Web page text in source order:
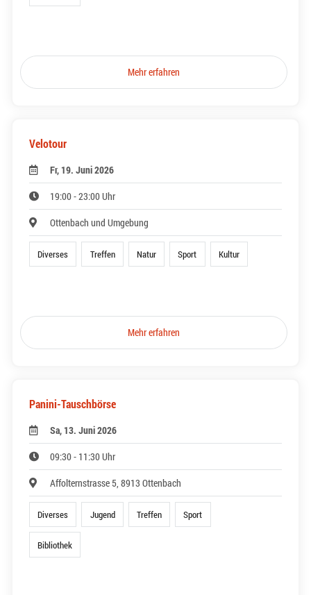
Mehr erfahren
Velotour
Fr, 19. Juni 2026
19:00 - 23:00 Uhr
Ottenbach und Umgebung
Diverses Treffen Natur Sport Kultur
Mehr erfahren
Panini-Tauschbörse
Sa, 13. Juni 2026
09:30 - 11:30 Uhr
Affolternstrasse 5, 8913 Ottenbach
Diverses Jugend Treffen Sport
Bibliothek